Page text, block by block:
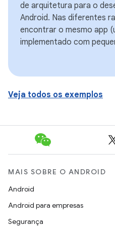
de arquitetura para o
Android. Nas diferentes
encontrar o mesmo app
implementado com
Veja todos os exemplos
MAIS SOBRE O ANDROID
Android
Android para empresas
Segurança